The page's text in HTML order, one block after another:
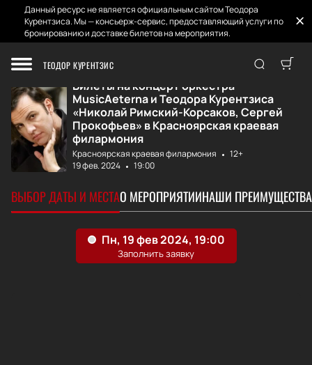
Данный ресурс не является официальным сайтом Теодора
Курентзиса. Мы — консьерж-сервис, предоставляющий услуги по
бронированию и доставке билетов на мероприятия.
ТЕОДОР КУРЕНТЗИС
Главная Афиша и Билеты
Билеты на концерт оркестра
MusicAeterna и Теодора Курентзиса
«Николай Римский-Корсаков, Сергей
Прокофьев» в Красноярская краевая
филармония
Красноярская краевая филармония
12+
19 фев. 2024
19:00
ВЫБОР ДАТЫ И МЕСТАО МЕРОПРИЯТИИНАШИ ПРЕИМУЩЕСТВА